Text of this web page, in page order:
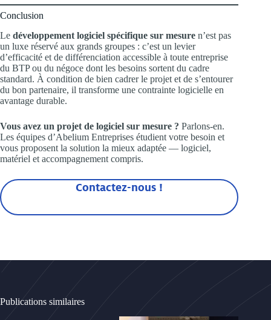
Conclusion
Le développement logiciel spécifique sur mesure n’est pas
un luxe réservé aux grands groupes : c’est un levier
d’efficacité et de différenciation accessible à toute entreprise
du BTP ou du négoce dont les besoins sortent du cadre
standard. À condition de bien cadrer le projet et de s’entourer
du bon partenaire, il transforme une contrainte logicielle en
avantage durable.
Vous avez un projet de logiciel sur mesure ? Parlons-en.
Les équipes d’Abelium Entreprises étudient votre besoin et
vous proposent la solution la mieux adaptée — logiciel,
matériel et accompagnement compris.
Contactez-nous !
Publications similaires